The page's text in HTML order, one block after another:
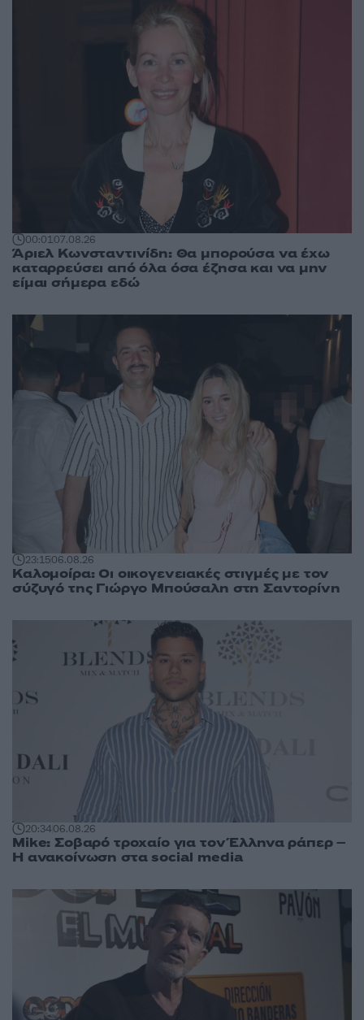
00:0107.08.26
Άριελ Κωνσταντινίδη: Θα μπορούσα να έχω
καταρρεύσει από όλα όσα έζησα και να μην
είμαι σήμερα εδώ
23:1506.08.26
Καλομοίρα: Οι οικογενειακές στιγμές με τον
σύζυγό της Γιώργο Μπούσαλη στη Σαντορίνη
20:3406.08.26
Mike: Σοβαρό τροχαίο για τον Έλληνα ράπερ –
Η ανακοίνωση στα social media